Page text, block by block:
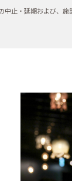
中止・延期および、施